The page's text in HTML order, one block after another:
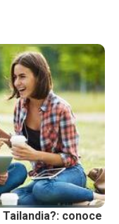
conoce